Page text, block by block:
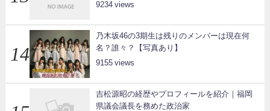
9234
乃木坂46の3期生は残りのメンバーは現在何
名？誰々？【写真あり】
9155
吉松源昭の経歴やプロフィールを紹介｜福岡
県議会議長を務めた政治家